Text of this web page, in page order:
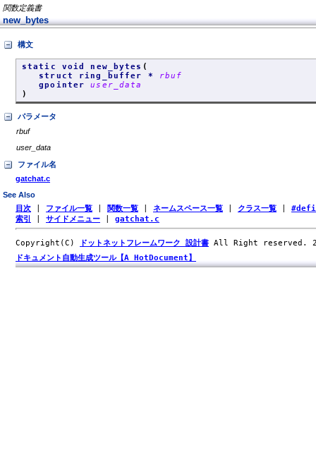
関数定義書
new_bytes
構文
static void new_bytes (
struct ring_buffer * rbuf
gpointeruser_data
)
パラメータ
rbuf
user_data
ファイル名
gatchat.c
See Also
目次 ファイル一覧 関数一覧 ネームスペース一覧 クラス一覧
索引
サイドメニュー gatchat.c
Copyright(C) ドットネットフレームワーク 設計書 All Right reserved.
ドキュメント自動生成ツール【A HotDocument】